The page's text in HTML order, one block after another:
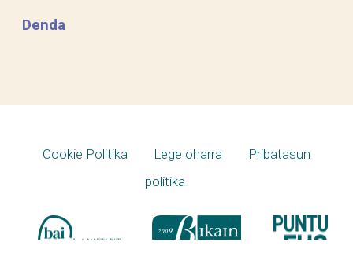
Denda
Cookie Politika Lege oharra
Pribatasun
politika